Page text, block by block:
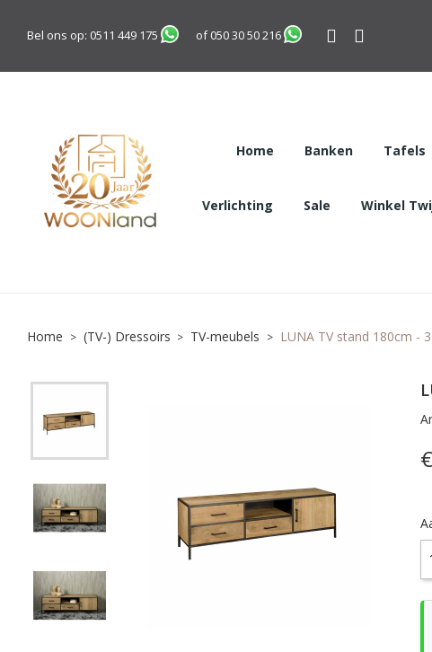
Bel ons op: 0511 449 175 of050 30 50 216
Home Banken Tafels
Verlichting Sale Winkel
Home (TV-) Dressoirs TV-meubels LUNA TV stand 180cm -